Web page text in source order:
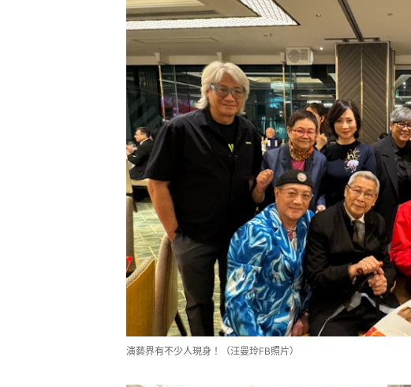
演藝界有不少人現身！（汪曼玲FB照片）